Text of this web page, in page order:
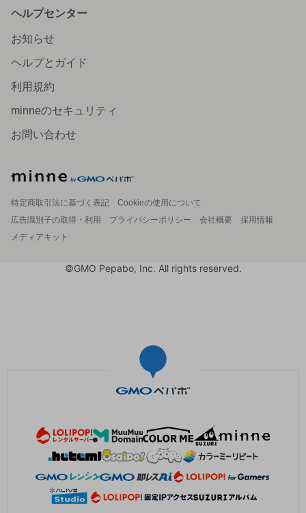
ヘルプセンター
お知らせ
ヘルプとガイド
利用規約
minneのセキュリティ
お問い合わせ
特定商取引法に基づく表記
Cookieの使用について
広告識別子の取得・利用
プライバシーポリシー 会社概要
採用情報
メディアキット
©GMO Pepabo, Inc. All rights reserved.